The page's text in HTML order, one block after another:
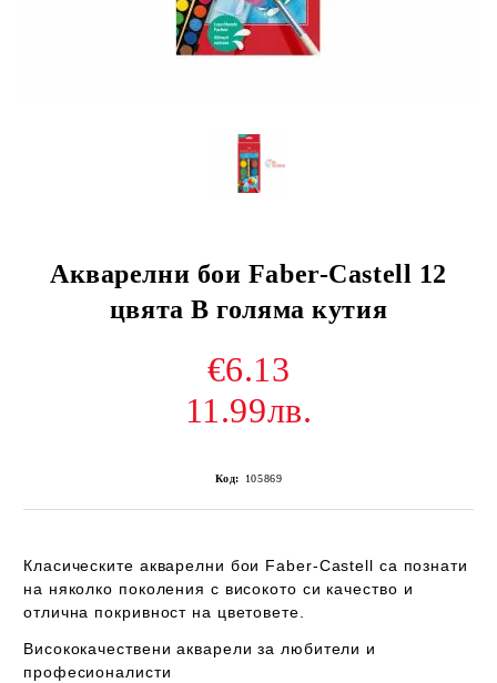
Акварелни бои Faber-Castell 12
цвята В голяма кутия
€6.13
11.99лв.
Код: 105869
Класическите акварелни бои Faber-Castell са познати
на няколко поколения с високото си качество и
отлична покривност на цветовете.
Висококачествени акварели за любители и
професионалисти